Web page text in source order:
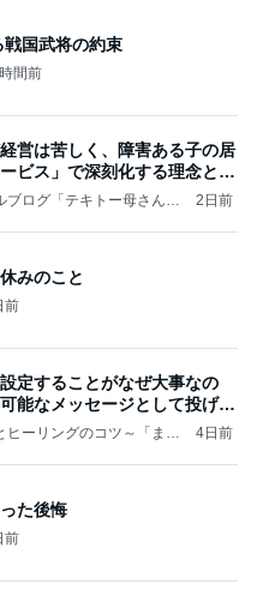
国武将の約束
間前
営は苦しく、障害ある子の居
ビス」で深刻化する理念と現
ログ「テキトー母さんの
2日前
みのこと
前
定することがなぜ大事なの
能なメッセージとして投げる
ーリングのコツ～「まと
4日前
た後悔
前